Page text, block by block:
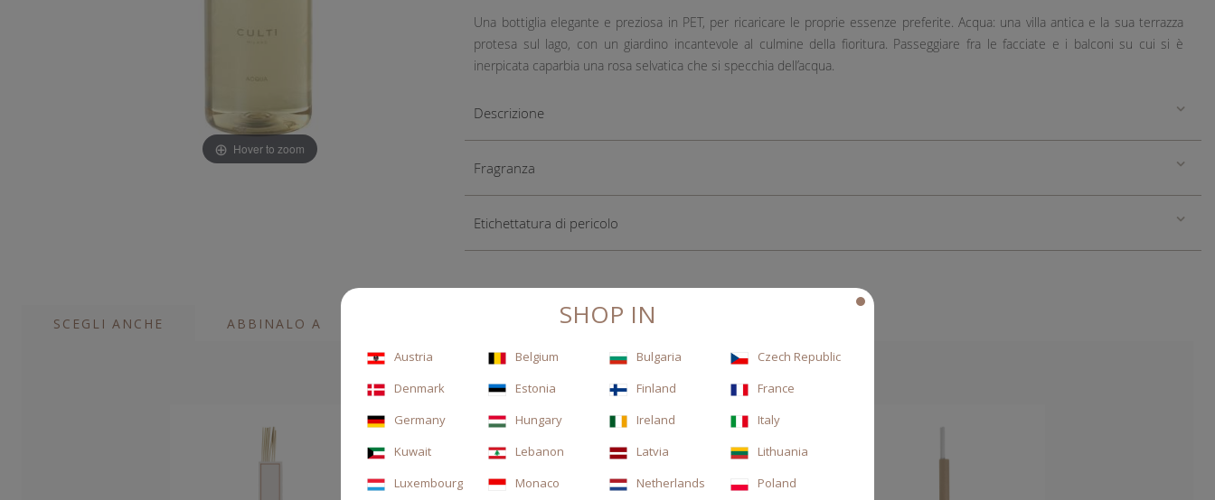
Una bottiglia elegante e preziosa in PET, per ricaricare le proprie essenze preferite. Acqua: una villa antica e la sua terrazza
protesa sul lago, con un giardino incantevole al culmine della fioritura. Passeggiare fra le facciate e i balconi su cui si è
inerpicata caparbia una rosa selvatica che si specchia dell’acqua.
Descrizione
Fragranza
Etichettatura di pericolo
Hover to zoom
SCEGLI ANCHE ABBINALO A SHOP IN
Austria Belgium Bulgaria
Czech Republic
Denmark
Estonia Finland
France
Germany
Hungary Ireland
Italy
Kuwait
Lebanon Latvia
Lithuania
Luxembourg
Monaco Netherlands
Poland